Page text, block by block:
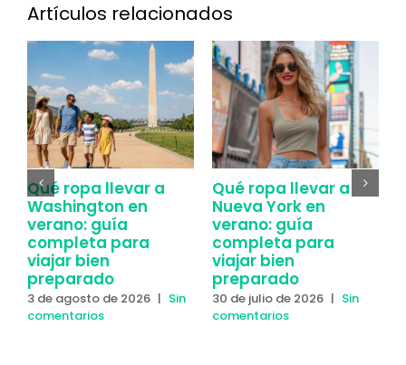
Artículos relacionados
Qué ropa llevar a
Washington en
verano: guía
completa para
viajar bien
preparado
3 de agosto de 2026 | Sin
comentarios
Qué ropa llevar a
Nueva York en
verano: guía
completa para
viajar bien
preparado
30 de julio de 2026 | Sin
comentarios